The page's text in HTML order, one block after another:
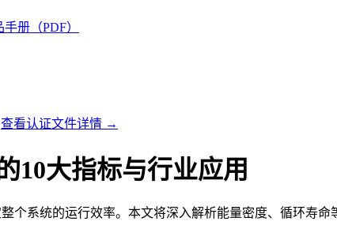
册（PDF）
查看认证文件详情 →
10大指标与行业应用
个系统的运行效率。本文将深入解析能量密度、循环寿